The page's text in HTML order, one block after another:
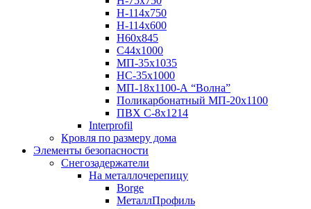
Н-114х750
Н-114х600
Н60х845
С44х1000
МП-35х1035
НС-35х1000
МП-18х1100-А “Волна”
Поликарбонатный МП-20х1100
ПВХ С-8х1214
Interprofil
Кровля по размеру дома
Элементы безопасности
Снегозадержатели
На металлочерепицу
Borge
МеталлПрофиль